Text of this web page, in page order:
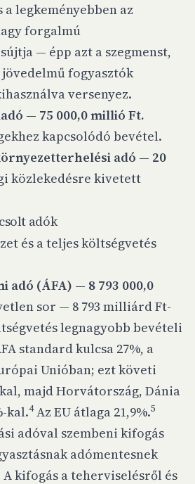
legkeményebben az
forgalmú
— épp azt a szegmenst,
fogyasztók
versenyez.
— 75 000,0 millió Ft.
kapcsolódó bevétel.
adó — 20
közlekedésre kivetett
adók
és a teljes költségvetés
(ÁFA) — 8 793 000,0
sor — 8 793 milliárd Ft-
legnagyobb bevételi
standard kulcsa 27%, a
Unióban; ezt követi
majd Horvátország, Dánia
kal.4Az EU átlaga 21,9%.5
adóval szembeni kifogás
adómentesnek
kifogás ateherviselésről és